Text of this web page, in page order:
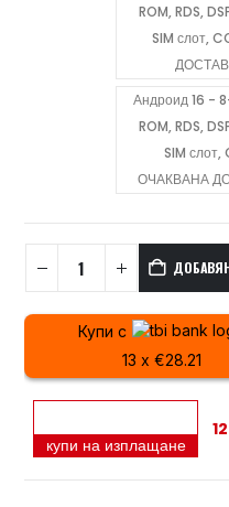
ROM, RDS,
SIM слот,
Андроид 16 -
ROM, RDS,
SIM слот,
ОЧАКВАНА
Купи с
13 x €28.21
купи на изплащане